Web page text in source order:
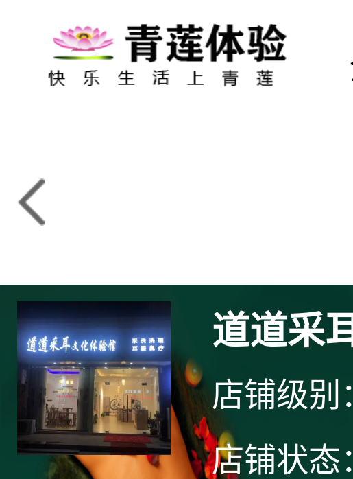
道道采
店铺级别
店铺状态